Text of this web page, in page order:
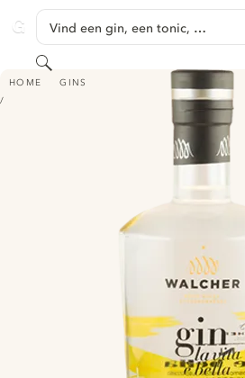
GINVENTORY
Vind een gin, een tonic, …
Zoeken
HOME GINS
GIN LA VITA E' BELLA